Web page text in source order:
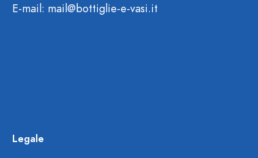
E-mail: mail@bottiglie-e-vasi.it
Legale